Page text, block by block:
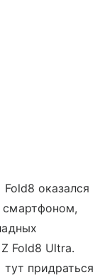
оказался
Fold8 Ultra.
придраться